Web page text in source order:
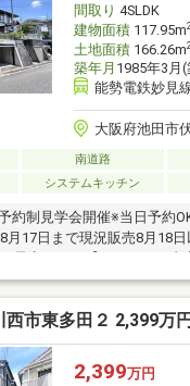
間取り 4SLDK
建物面積117.95m2
土地面積166.26m
築年月 1985年3月
能勢電鉄妙見
大阪府池田市
南道路
システムキッチン
約制見学会開催※当日予約
月17日まで現況販売8月18日
グ【おすすめポイント】・
・お客様に合わせたローン
ンが初めての方でもお気軽
池田市立ほそごう学園まで
ッピーローソンタウン 池田
西市東多田２ 2,399万
2,399万円